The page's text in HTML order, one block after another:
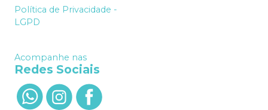
Política de Privacidade -
LGPD
Acompanhe nas
Redes Sociais